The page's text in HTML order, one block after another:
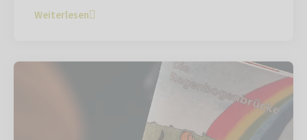
Weiterlesen